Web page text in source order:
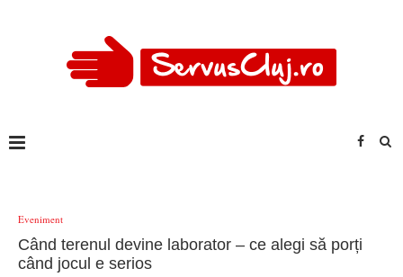
Eveniment
Când terenul devine laborator – ce alegi să porți
când jocul e serios